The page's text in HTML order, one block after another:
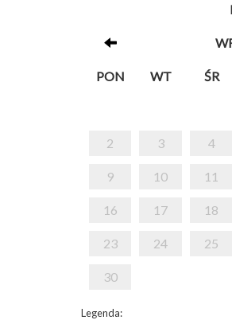
PON WT ŚR
2 3 4
9 10 11
16 17 18
23 24 25
30
Legenda: